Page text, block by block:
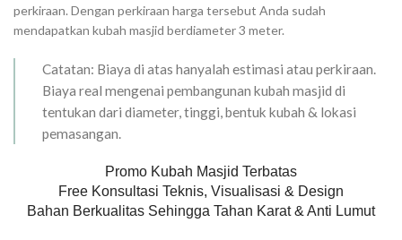
perkiraan. Dengan perkiraan harga tersebut Anda sudah
mendapatkan kubah masjid berdiameter 3 meter.
Catatan: Biaya di atas hanyalah estimasi atau perkiraan.
Biaya real mengenai pembangunan kubah masjid di
tentukan dari diameter, tinggi, bentuk kubah & lokasi
pemasangan.
Promo Kubah Masjid Terbatas
Free Konsultasi Teknis, Visualisasi & Design
Bahan Berkualitas Sehingga Tahan Karat & Anti Lumut